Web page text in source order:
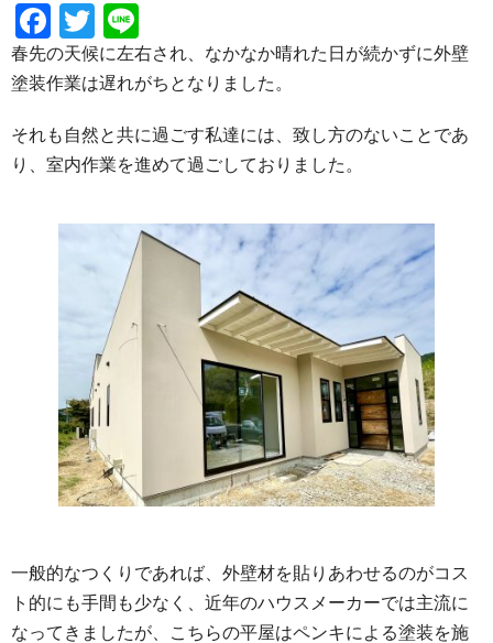
Facebook
Twitter
春先の天候に左右され、なかなか晴れた日が続かずに外壁
塗装作業は遅れがちとなりました。
それも自然と共に過ごす私達には、致し方のないことであ
り、室内作業を進めて過ごしておりました。
一般的なつくりであれば、外壁材を貼りあわせるのがコス
ト的にも手間も少なく、近年のハウスメーカーでは主流に
なってきましたが、こちらの平屋はペンキによる塗装を施